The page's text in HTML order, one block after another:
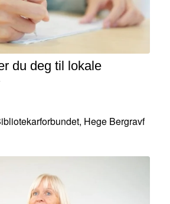
du deg til lokale
Hege Bergravf